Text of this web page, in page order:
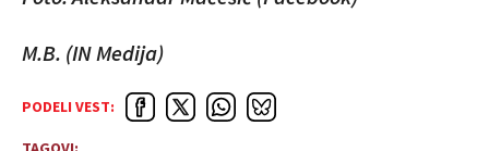
M.B. (IN Medija)
PODELI VEST: